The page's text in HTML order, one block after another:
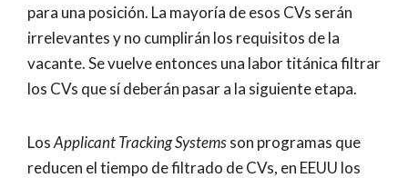
para una posición. La mayoría de esos CVs serán
irrelevantes y no cumplirán los requisitos de la
vacante. Se vuelve entonces una labor titánica filtrar
los CVs que sí deberán pasar a la siguiente etapa.
LosApplicant Tracking Systemsson programas que
reducen el tiempo de filtrado de CVs, en EEUU los